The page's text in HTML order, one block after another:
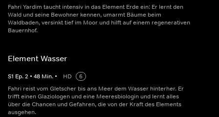
Fahri Yardim taucht intensiv in das Element Erde ein: Er lernt den
Wald und seine Bewohner kennen, umarmt Bäume beim
Waldbaden, versinkt tief im Moor und hilft auf einem regenerativen
Bauernhof.
Element Wasser
S1 Ep.2 • 48 Min. • HD
6
Fahri reist vom Gletscher bis ans Meer dem Wasser hinterher. Er
trifft einen Glaziologen und eine Meeresbiologin und lernt alles
über die Chancen und Gefahren, die von der Kraft des Elements
ausgehen.